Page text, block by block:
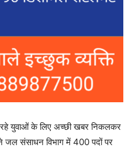
रहे युवाओं के लिए अच्छी खबर निकलकर
संसाधन विभाग में 400 पदों पर